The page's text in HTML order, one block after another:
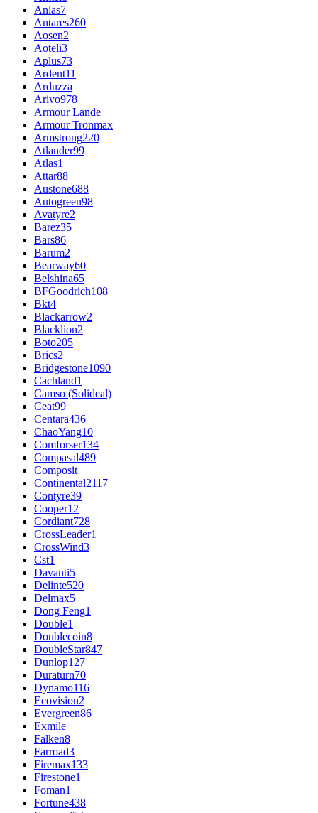
Anlas7
Antares260
Aosen2
Aoteli3
Aplus73
Ardent11
Arduzza
Arivo978
Armour Lande
Armour Tronmax
Armstrong220
Atlander99
Atlas1
Attar88
Austone688
Autogreen98
Avatyre2
Barez35
Bars86
Barum2
Bearway60
Belshina65
BFGoodrich108
Bkt4
Blackarrow2
Blacklion2
Boto205
Brics2
Bridgestone1090
Cachland1
Camso (Solideal)
Ceat99
Centara436
ChaoYang10
Comforser134
Compasal489
Composit
Continental2117
Contyre39
Cooper12
Cordiant728
CrossLeader1
CrossWind3
Cst1
Davanti5
Delinte520
Delmax5
Dong Feng1
Double1
Doublecoin8
DoubleStar847
Dunlop127
Duraturn70
Dynamo116
Ecovision2
Evergreen86
Exmile
Falken8
Farroad3
Firemax133
Firestone1
Foman1
Fortune438